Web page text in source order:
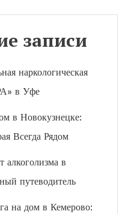
записи
наркологическая
в Уфе
в Новокузнецке:
Всегда Рядом
алкоголизма в
путеводитель
на дом в Кемерово: